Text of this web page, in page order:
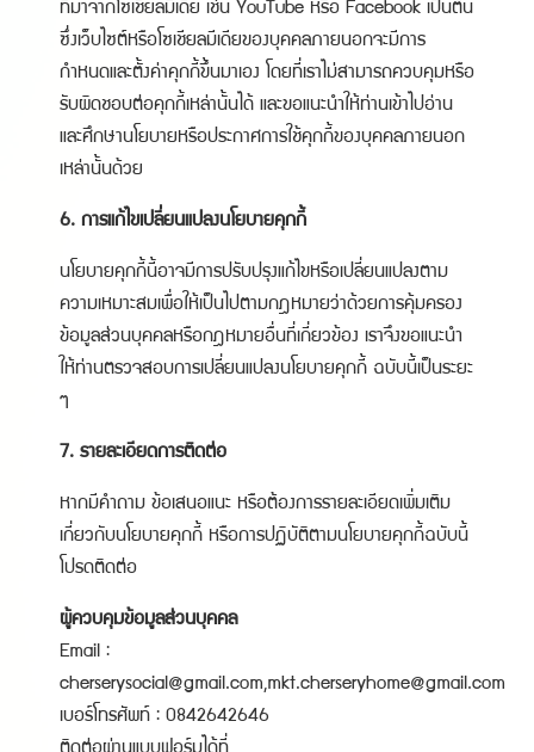
ที่มาจากโซเชียลมีเดีย เช่น YouTube หรือ Facebook เป็นต้น
ซึ่งเว็บไซต์หรือโซเชียลมีเดียของบุคคลภายนอกจะมีการ
กำหนดและตั้งค่าคุกกี้ขึ้นมาเอง โดยที่เราไม่สามารถควบคุมหรือ
รับผิดชอบต่อคุกกี้เหล่านั้นได้ และขอแนะนำให้ท่านเข้าไปอ่าน
และศึกษานโยบายหรือประกาศการใช้คุกกี้ของบุคคลภายนอก
เหล่านั้นด้วย
6. การแก้ไขเปลี่ยนแปลงนโยบายคุกกี้
นโยบายคุกกี้นี้อาจมีการปรับปรุงแก้ไขหรือเปลี่ยนแปลงตาม
ความเหมาะสมเพื่อให้เป็นไปตามกฎหมายว่าด้วยการคุ้มครอง
ข้อมูลส่วนบุคคลหรือกฎหมายอื่นที่เกี่ยวข้อง เราจึงขอแนะนำ
ให้ท่านตรวจสอบการเปลี่ยนแปลงนโยบายคุกกี้ ฉบับนี้เป็นระยะ
ๆ
7. รายละเอียดการติดต่อ
หากมีคำถาม ข้อเสนอแนะ หรือต้องการรายละเอียดเพิ่มเติม
เกี่ยวกับนโยบายคุกกี้ หรือการปฏิบัติตามนโยบายคุกกี้ฉบับนี้
โปรดติดต่อ
ผู้ควบคุมข้อมูลส่วนบุคคล
Email :
cherserysocial@gmail.com,mkt.cherseryhome@gmail.com
เบอร์โทรศัพท์ : 0842642646